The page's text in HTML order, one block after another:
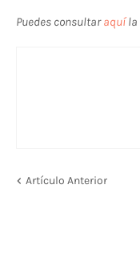
Puedes consultaraquíla
Artículo Anterior